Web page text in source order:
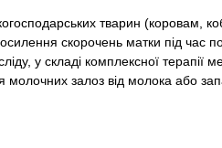
тварин (коровам,
скорочень матки під час
у складі комплексної терапії
молочних залоз від молока або